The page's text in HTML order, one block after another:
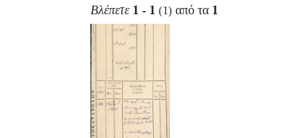
Βλέπετε 1 - 1 (1) από τα 1